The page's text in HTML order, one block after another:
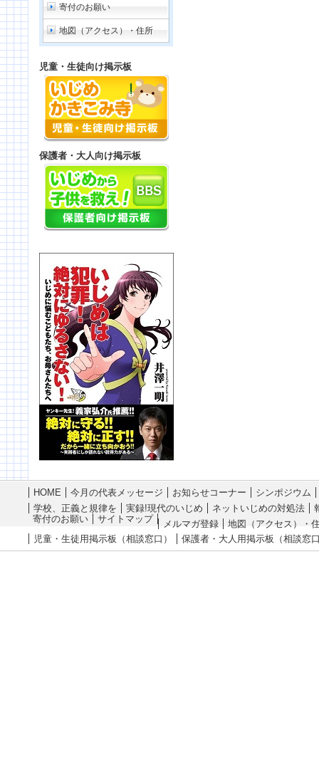
寄付のお願い
地図（アクセス）・住所
児童・生徒向け掲示板
保護者・大人向け掲示板
HOME 今月の代表メッセージ お知らせコーナー
シンポジウム
学校、正義と規律を
実録!現代のいじめ ネットいじめの対処法
寄付のお願い
サイトマップ メルマガ登録
地図（アクセス）・
児童・生徒用掲示板（相談窓口）
保護者・大人用掲示板（相談窓